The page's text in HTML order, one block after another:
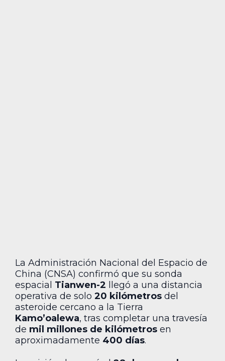
La Administración Nacional del Espacio de
China (CNSA) confirmó que su sonda
espacial Tianwen-2 llegó a una distancia
operativa de solo 20 kilómetros del
asteroide cercano a la Tierra
Kamo’oalewa, tras completar una travesía
de mil millones de kilómetros en
aproximadamente 400 días.